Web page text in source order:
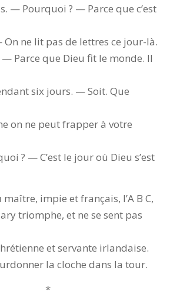
— Pourquoi ? — Parce que c’est
ne lit pas de lettres ce jour-là.
Parce que Dieu fit le monde. Il
six jours. — Soit. Que
on ne peut frapper à votre
? — C’est le jour où Dieu s’est
impie et français, l’A B C,
triomphe, et ne se sent pas
et servante irlandaise.
la cloche dans la tour.
*